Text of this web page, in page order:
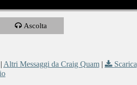
Ascolta
Altri Messaggi da Craig Quam|
Scarica